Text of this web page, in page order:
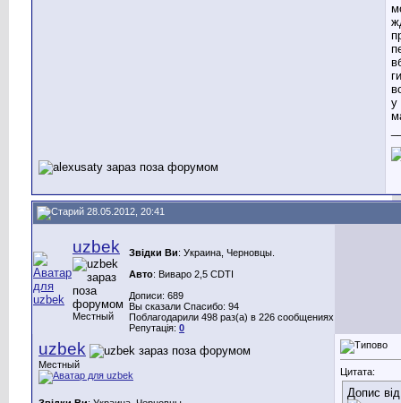
у
28.05.2012, 20:41
uzbek
Местный
Звідки Ви: Украина, Черновцы.
Авто: Виваро 2,5 CDTI
Дописи: 689
Вы сказали Спасибо: 94
Поблагодарили 498 раз(а) в 226 сообщениях
Репутація: 0
uzbek
Местный
Цитата:
Допис